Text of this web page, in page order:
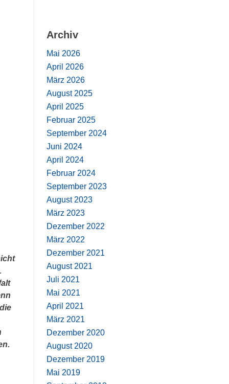
Archiv
Mai 2026
April 2026
März 2026
August 2025
April 2025
Februar 2025
September 2024
Juni 2024
April 2024
Februar 2024
September 2023
August 2023
März 2023
Dezember 2022
März 2022
Dezember 2021
August 2021
Juli 2021
Mai 2021
April 2021
März 2021
Dezember 2020
August 2020
Dezember 2019
Mai 2019